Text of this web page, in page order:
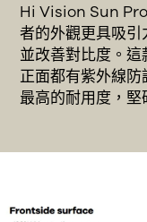
Hi Vision Sun
者的外觀更具吸
並改善對比度。
正面都有紫外線
最高的耐用度，堅